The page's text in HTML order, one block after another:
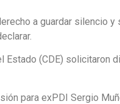
a guardar silencio y
Estado (CDE) solicitaron
para exPDI Sergio